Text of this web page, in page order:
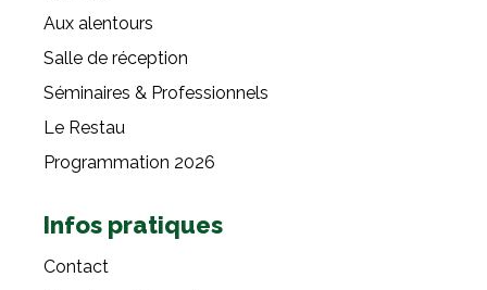
Aux alentours
Salle de réception
Séminaires & Professionnels
Le Restau
Programmation 2026
Infos pratiques
Contact